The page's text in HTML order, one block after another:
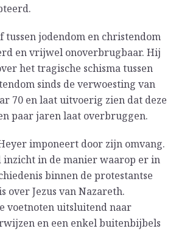
tussen jodendom en christendom
en vrijwel onoverbrugbaar. Hij
het tragische schisma tussen
sinds de verwoesting van
70 en laat uitvoerig zien dat deze
paar jaren laat overbruggen.
imponeert door zijn omvang.
inzicht in de manier waarop er in
binnen de protestantse
over Jezus van Nazareth.
voetnoten uitsluitend naar
en een enkel buitenbijbels